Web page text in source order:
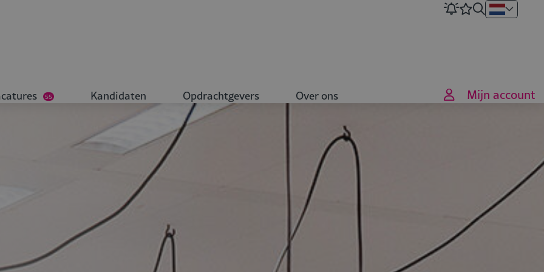
55 Kandidaten Opdrachtgevers Over ons Mijn account